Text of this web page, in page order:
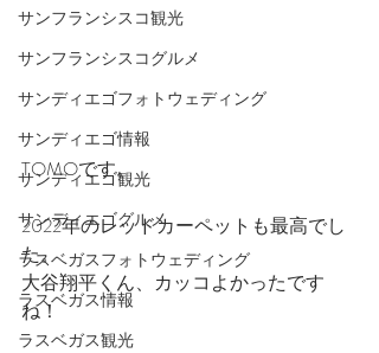
サンフランシスコ観光
サンフランシスコグルメ
サンディエゴフォトウェディング
サンディエゴ情報
サンディエゴ観光
サンディエゴグルメ
ラスベガスフォトウェディング
ラスベガス情報
ラスベガス観光
TOMOです。
2022年のレッドカーペットも最高でし
た。
大谷翔平くん、カッコよかったです
ね！